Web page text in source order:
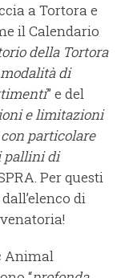
a Tortora e
il Calendario
della Tortora
di
” e del
e limitazioni
particolare
pallini di
Per questi
di
Animal